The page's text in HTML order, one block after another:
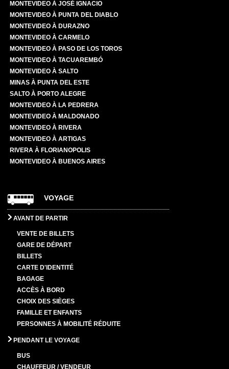
MONTEVIDEO À JOSÉ IGNACIO
MONTEVIDEO À PUNTA DEL DIABLO
MONTEVIDEO À DURAZNO
MONTEVIDEO À CARMELO
MONTEVIDEO À PASO DE LOS TOROS
MONTEVIDEO À TACUAREMBÓ
MONTEVIDEO À SALTO
MINAS À PUNTA DEL ESTE
SALTO À PORTO ALEGRE
MONTEVIDEO À LA PEDRERA
MONTEVIDEO À MALDONADO
MONTEVIDEO À RIVERA
MONTEVIDEO À ARTIGAS
RIVERA À FLORIANOPOLIS
MONTEVIDEO À BUENOS AIRES
VOYAGE
AVANT DE PARTIR
VENTE DE BILLETS
GARE DE DÉPART
BILLETS
CARTE D'IDENTITÉ
BAGAGE
ACCÈS À BORD
CHOIX DES SIÈGES
FAMILLE ET ENFANTS
PERSONNES À MOBILITÉ RÉDUITE
PENDANT LE VOYAGE
BUS
CHAUFFEUR / VENDEUR